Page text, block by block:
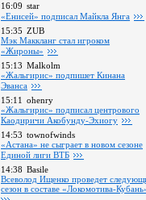
16:09 star
«Енисей» подписал Майкла Янга
15:35 ZUB
Мэк Маккланг стал игроком
«Жироны»
15:13 Malkolm
«Жальгирис» подпишет Кинана
Эванса
15:11 ohenry
«Жальгирис» подписал центрового
Каодиричи Акобунду-Эхиогу
14:53 townofwinds
«Астана» не сыграет в новом сезоне
Единой лиги ВТБ
14:38 Basile
Всеволод Ищенко проведет
сезон в составе «Локомотива-